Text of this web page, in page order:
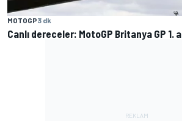
MOTOGP3 dk
Canlı dereceler: MotoGP Britanya GP 1.